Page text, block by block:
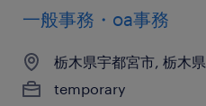
一般事務・oa事務
栃木県宇都宮市, 栃木県
temporary